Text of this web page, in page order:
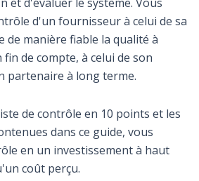
d'un fournisseur à celui de sa
de manière fiable la qualité à
de compte, à celui de son
partenaire à long terme.
de contrôle en 10 points et les
dans ce guide, vous
en un investissement à haut
coût perçu.